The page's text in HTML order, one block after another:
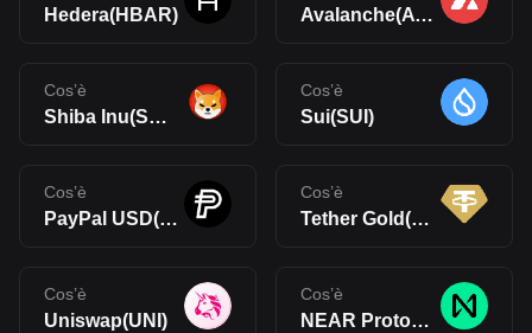
Hedera(HBAR) Avalanche(AVAX)
Cos’è
Shiba Inu(SHIB)
Cos’è
Sui(SUI)
Cos’è
PayPal USD(PYUSD)
Cos’è
Tether Gold(XAUt)
Cos’è
Uniswap(UNI)
Cos’è
NEAR Protocol(NEAR)